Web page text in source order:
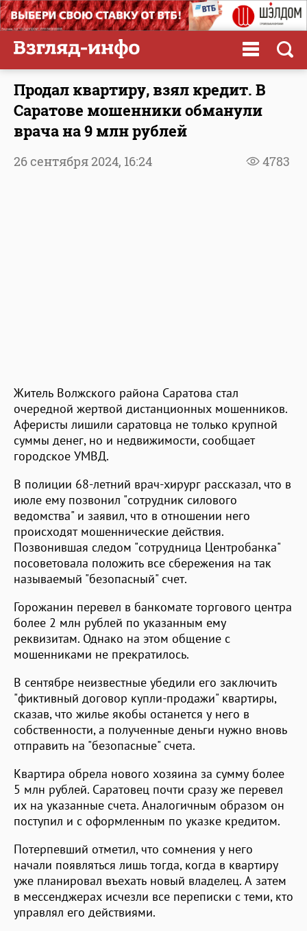
Продал квартиру, взял кредит. В
Саратове мошенники обманули
врача на 9 млн рублей
4783
26 сентября 2024, 16:24
Житель Волжского района Саратова стал
очередной жертвой дистанционных мошенников.
Аферисты лишили саратовца не только крупной
суммы денег, но и недвижимости, сообщает
городское УМВД.
В полиции 68-летний врач-хирург рассказал, что в
июле ему позвонил "сотрудник силового
ведомства" и заявил, что в отношении него
происходят мошеннические действия.
Позвонившая следом "сотрудница Центробанка"
посоветовала положить все сбережения на так
называемый "безопасный" счет.
Горожанин перевел в банкомате торгового центра
более 2 млн рублей по указанным ему
реквизитам. Однако на этом общение с
мошенниками не прекратилось.
В сентябре неизвестные убедили его заключить
"фиктивный договор купли-продажи" квартиры,
сказав, что жилье якобы останется у него в
собственности, а полученные деньги нужно вновь
отправить на "безопасные" счета.
Квартира обрела нового хозяина за сумму более
5 млн рублей. Саратовец почти сразу же перевел
их на указанные счета. Аналогичным образом он
поступил и с оформленным по указке кредитом.
Потерпевший отметил, что сомнения у него
начали появляться лишь тогда, когда в квартиру
уже планировал въехать новый владелец. А затем
в мессенджерах исчезли все переписки с теми, кто
управлял его действиями.